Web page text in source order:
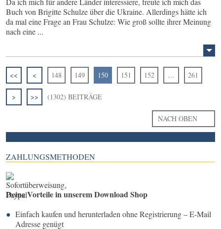
Buch von Brigitte Schulze über die Ukraine. Allerdings hätte ich
da mal eine Frage an Frau Schulze: Wie groß sollte ihrer Meinung
nach eine ...
<< < 148 149 150 151 152 … 261
> >> (1302) BEITRÄGE
NACH OBEN
ZAHLUNGSMETHODEN
Deine Vorteile in unserem Download Shop
Einfach kaufen und herunterladen ohne Registrierung – E-Mail
Adresse genügt